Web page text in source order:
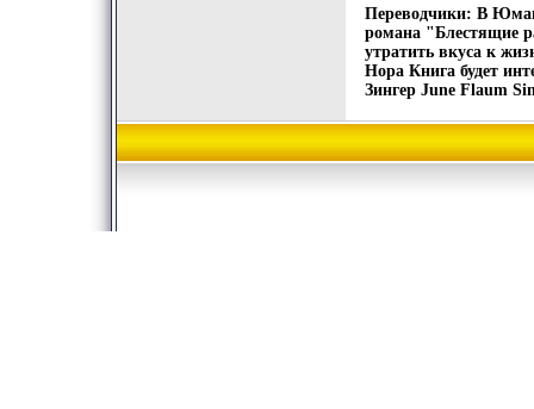
Переводчики: В
романа "Блестящие
утратить вкуса к
Нора Книга будет
Зингер June Flaum